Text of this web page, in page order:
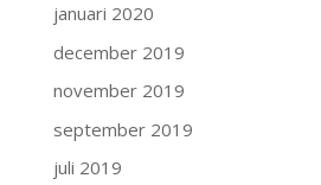
januari 2020
december 2019
november 2019
september 2019
juli 2019